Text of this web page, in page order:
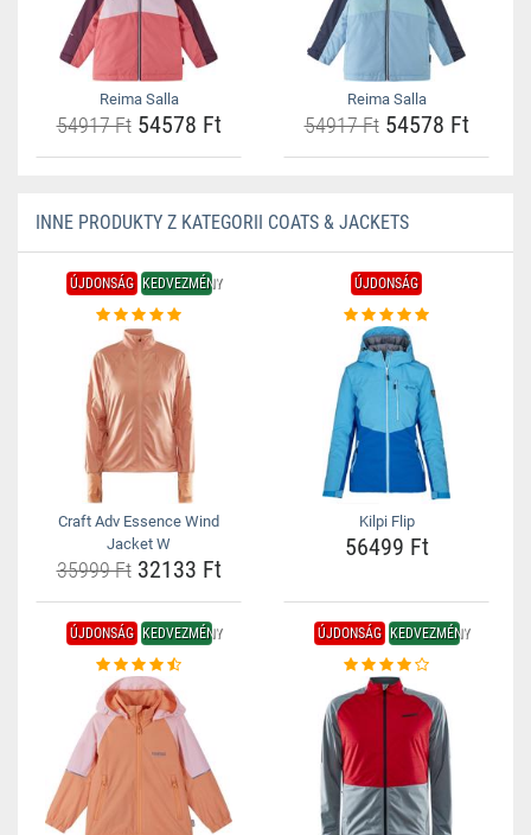
Reima Salla
54917 Ft54578 Ft
Reima Salla
54917 Ft54578 Ft
INNE PRODUKTY Z KATEGORII COATS & JACKETS
ÚJDONSÁG KEDVEZMÉNY
Craft Adv Essence Wind
Jacket W
35999 Ft32133 Ft
ÚJDONSÁG
Kilpi Flip
56499 Ft
ÚJDONSÁG KEDVEZMÉNY ÚJDONSÁG KEDVEZMÉNY